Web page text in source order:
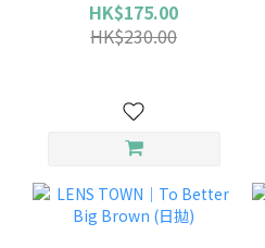
HK$175.00
HK$230.00